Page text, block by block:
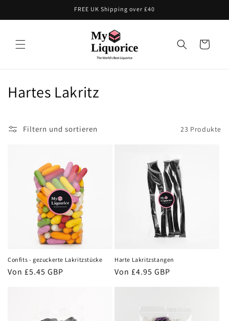
Inhalt
FREE UK Shipping over £40
Warenkorb
K
t
:
Hartes Lakritz
Filtern und sortieren 23 Produkte
Confits - gezuckerte Lakritzstücke
Normaler
Von £5.45 GBP
Harte Lakritzstangen
Normaler
Von £4.95 GBP